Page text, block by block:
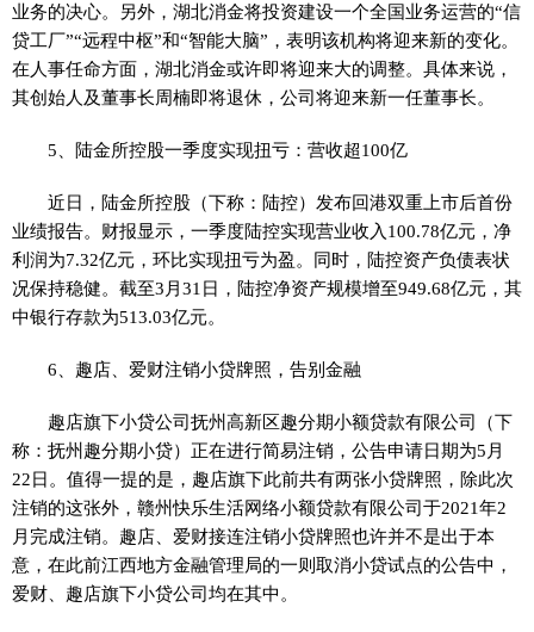
业务的决心。另外，湖北消金将投资建设一个全国业务运营的“信
贷工厂”“远程中枢”和“智能大脑”，表明该机构将迎来新的变化。
在人事任命方面，湖北消金或许即将迎来大的调整。具体来说，
其创始人及董事长周楠即将退休，公司将迎来新一任董事长。
5、陆金所控股一季度实现扭亏：营收超100亿
近日，陆金所控股（下称：陆控）发布回港双重上市后首份
业绩报告。财报显示，一季度陆控实现营业收入100.78亿元，净
利润为7.32亿元，环比实现扭亏为盈。同时，陆控资产负债表状
况保持稳健。截至3月31日，陆控净资产规模增至949.68亿元，其
中银行存款为513.03亿元。
6、趣店、爱财注销小贷牌照，告别金融
趣店旗下小贷公司抚州高新区趣分期小额贷款有限公司（下
称：抚州趣分期小贷）正在进行简易注销，公告申请日期为5月
22日。值得一提的是，趣店旗下此前共有两张小贷牌照，除此次
注销的这张外，赣州快乐生活网络小额贷款有限公司于2021年2
月完成注销。趣店、爱财接连注销小贷牌照也许并不是出于本
意，在此前江西地方金融管理局的一则取消小贷试点的公告中，
爱财、趣店旗下小贷公司均在其中。